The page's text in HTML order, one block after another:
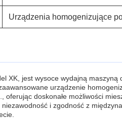
Urządzenia homogenizujące
XK, jest wysoce wydajną
urządzenie
oferując doskonałe możliwości
i zgodność z